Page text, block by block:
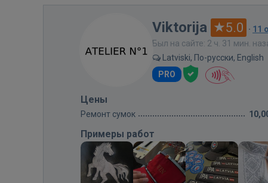
Viktorija 5.0 · 11
Был на сайте: 2 ч. 31 мин.
Latviski, По-русски, English
PRO
Цены
Ремонт сумок
Примеры работ